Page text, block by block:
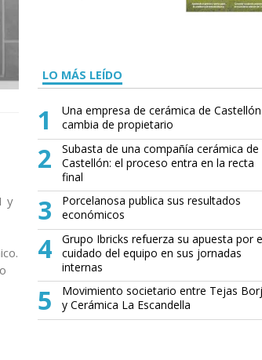
y
LO MÁS LEÍDO
1
Una empresa de cerámica de Castellón
cambia de propietario
2
Subasta de una compañía cerámica de
Castellón: el proceso entra en la recta
final
3
Porcelanosa publica sus resultados
económicos
4
Grupo Ibricks refuerza su apuesta por
cuidado del equipo en sus jornadas
internas
5
Movimiento societario entre Tejas
y Cerámica La Escandella